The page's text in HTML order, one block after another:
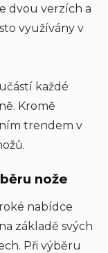
dvou verzích a
využívány v
každé
Kromě
trendem v
nože
nabídce
základě svých
Při výběru